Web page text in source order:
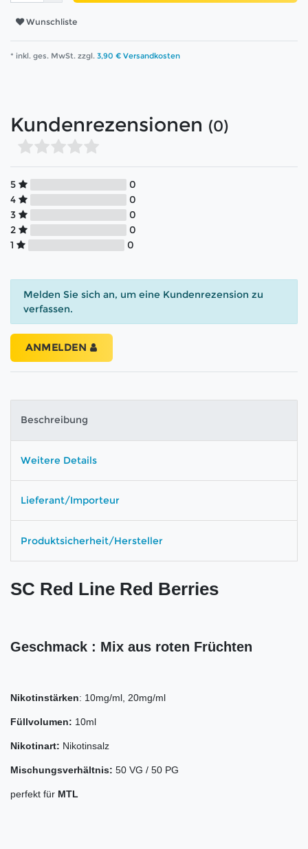
Wunschliste
* inkl. ges. MwSt. zzgl. 3,90 € Versandkosten
Kundenrezensionen (0)
5
0
4
0
3
0
2
0
1
0
Melden Sie sich an, um eine Kundenrezension zu
verfassen.
ANMELDEN
Beschreibung
Weitere Details
Lieferant/Importeur
Produktsicherheit/Hersteller
SC Red Line Red Berries
Geschmack : Mix aus roten Früchten
Nikotinstärken: 10mg/ml, 20mg/ml
Füllvolumen: 10ml
Nikotinart: Nikotinsalz
Mischungsverhältnis: 50 VG / 50 PG
perfekt für MTL